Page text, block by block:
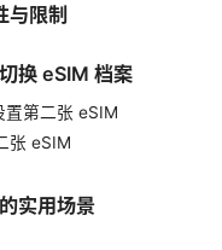
与限制
换 eSIM 档案
置第二张 eSIM
张 eSIM
实用场景